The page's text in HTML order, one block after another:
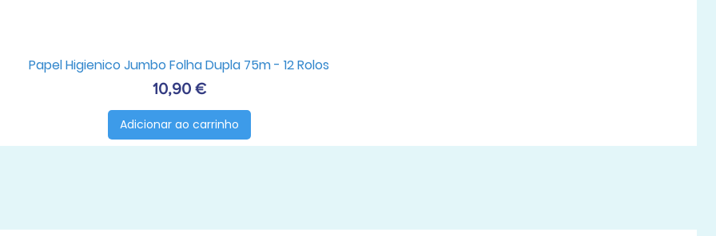
Papel Higienico Jumbo Folha Dupla 75m - 12 Rolos
Preço
10,90 €
Adicionar ao carrinho